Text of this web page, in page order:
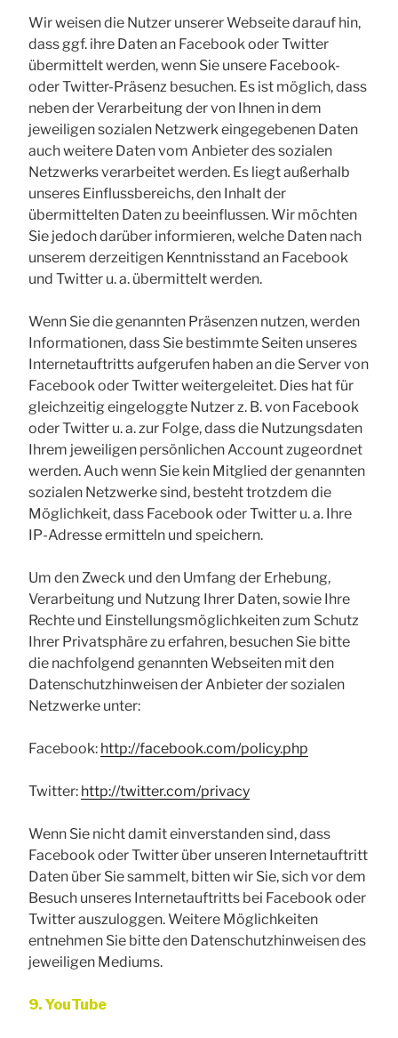
Wir weisen die Nutzer unserer Webseite darauf hin,
dass ggf. ihre Daten an Facebook oder Twitter
übermittelt werden, wenn Sie unsere Facebook-
oder Twitter-Präsenz besuchen. Es ist möglich, dass
neben der Verarbeitung der von Ihnen in dem
jeweiligen sozialen Netzwerk eingegebenen Daten
auch weitere Daten vom Anbieter des sozialen
Netzwerks verarbeitet werden. Es liegt außerhalb
unseres Einflussbereichs, den Inhalt der
übermittelten Daten zu beeinflussen. Wir möchten
Sie jedoch darüber informieren, welche Daten nach
unserem derzeitigen Kenntnisstand an Facebook
und Twitter u. a. übermittelt werden.
Wenn Sie die genannten Präsenzen nutzen, werden
Informationen, dass Sie bestimmte Seiten unseres
Internetauftritts aufgerufen haben an die Server von
Facebook oder Twitter weitergeleitet. Dies hat für
gleichzeitig eingeloggte Nutzer z. B. von Facebook
oder Twitter u. a. zur Folge, dass die Nutzungsdaten
Ihrem jeweiligen persönlichen Account zugeordnet
werden. Auch wenn Sie kein Mitglied der genannten
sozialen Netzwerke sind, besteht trotzdem die
Möglichkeit, dass Facebook oder Twitter u. a. Ihre
IP-Adresse ermitteln und speichern.
Um den Zweck und den Umfang der Erhebung,
Verarbeitung und Nutzung Ihrer Daten, sowie Ihre
Rechte und Einstellungsmöglichkeiten zum Schutz
Ihrer Privatsphäre zu erfahren, besuchen Sie bitte
die nachfolgend genannten Webseiten mit den
Datenschutzhinweisen der Anbieter der sozialen
Netzwerke unter:
Facebook: http://facebook.com/policy.php
Twitter: http://twitter.com/privacy
Wenn Sie nicht damit einverstanden sind, dass
Facebook oder Twitter über unseren Internetauftritt
Daten über Sie sammelt, bitten wir Sie, sich vor dem
Besuch unseres Internetauftritts bei Facebook oder
Twitter auszuloggen. Weitere Möglichkeiten
entnehmen Sie bitte den Datenschutzhinweisen des
jeweiligen Mediums.
9. YouTube